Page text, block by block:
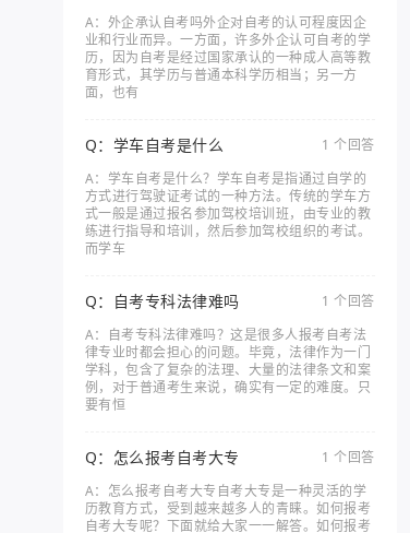
A：外企承认自考吗外企对自考的认可程度因企
业和行业而异。一方面，许多外企认可自考的学
历，因为自考是经过国家承认的一种成人高等教
育形式，其学历与普通本科学历相当；另一方
面，也有
Q：学车自考是什么
1 个回答
A：学车自考是什么？学车自考是指通过自学的
方式进行驾驶证考试的一种方法。传统的学车方
式一般是通过报名参加驾校培训班，由专业的教
练进行指导和培训，然后参加驾校组织的考试。
而学车
Q：自考专科法律难吗
1 个回答
A：自考专科法律难吗？这是很多人报考自考法
律专业时都会担心的问题。毕竟，法律作为一门
学科，包含了复杂的法理、大量的法律条文和案
例，对于普通考生来说，确实有一定的难度。只
要有恒
Q：怎么报考自考大专
1 个回答
A：怎么报考自考大专自考大专是一种灵活的学
历教育方式，受到越来越多人的青睐。如何报考
自考大专呢？下面就给大家一一解答。如何报考